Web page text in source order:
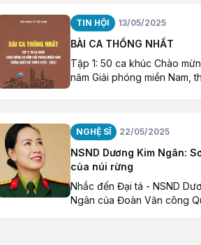
ca, âm nhạc hướng thiện và
hoạt động kết nối cộng đồng
TIN HỘI 13/05/2025
BÀI CA THỐNG NHẤT
Tập 1: 50 ca khúc Chào
năm Giải phóng miền Nam,
NGHỆ SĨ 22/05/2025
NSND Dương Kim Ngân:
của núi rừng
Nhắc đến Đại tá - NSND
Ngân của Đoàn Văn công